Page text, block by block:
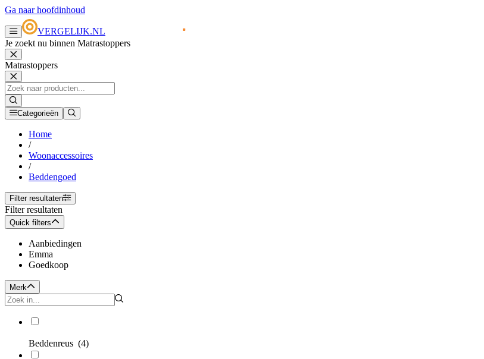
Ga naar hoofdinhoud
VERGELIJK.NL
Je zoekt nu binnen Matrastoppers
Matrastoppers
Categorieën
Home
/
Woonaccessoires
/
Beddengoed
Filter resultaten
Filter resultaten
Quick filters
Aanbiedingen
Emma
Goedkoop
Merk
Beddenreus (4)